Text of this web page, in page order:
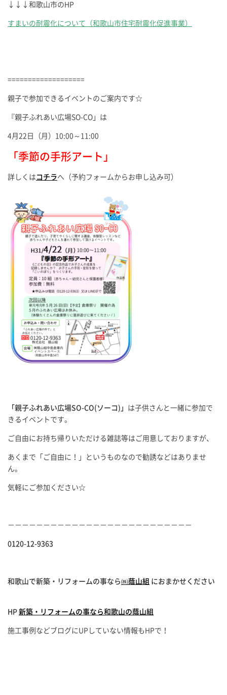
↓↓↓和歌山市のHP
すまいの耐震化について（和歌山市住宅耐震化促進事業）
===================
親子で参加できるイベントのご案内です☆
『親子ふれあい広場SO-CO」は
4月22日（月）10:00～11:00
「季節の手形アート」
詳しくは コチラへ（予約フォームからお申し込み可）
「親子ふれあい広場SO-CO(ソーコ)」 は子供さんと一緒に参加で
きるイベントです。
ご自由にお持ち帰りいただける雑誌等はご用意しておりますが、
あくまで「ご自由に！」というものなので勧誘などはありませ
ん。
気軽にご参加ください☆
－－－－－－－－－－－－－－－－－－－－－－－－－－
0120-12-9363
和歌山で新築・リフォーム の事なら㈱蔭山組 におまかせください
HP 新築・リフォームの事なら和歌山の蔭山組
施工事例などブログにUPしていない情報もHPで！